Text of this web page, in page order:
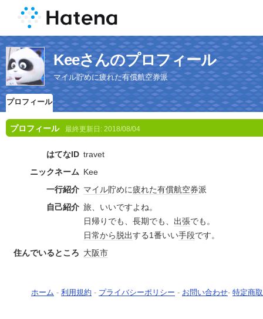
Keeさんのプロフィール
マイル貯めに疲れた有償航空券派
プロフィール
プロフィール 最終更新日: 2018/08/04
はてなID travet
ニックネーム Kee
一行紹介 マイル貯めに疲れた有償航空券派
自己紹介 旅、いいですよね。
日帰りでも、長期でも、 出張でも。
日常から脱出する1番いい手段です。
住んでいるところ 大阪市
ホーム - 利用規約 - プライバシーポリシー - お問い合わせ- 特定商